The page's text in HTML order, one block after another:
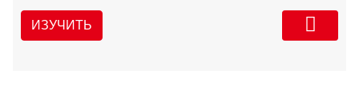
ИЗУЧИТЬ